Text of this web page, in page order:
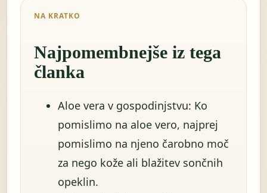
NA KRATKO
Najpomembnejše iz tega
članka
Aloe vera v gospodinjstvu: Ko
pomislimo na aloe vero, najprej
pomislimo na njeno čarobno moč
za nego kože ali blažitev sončnih
opeklin.